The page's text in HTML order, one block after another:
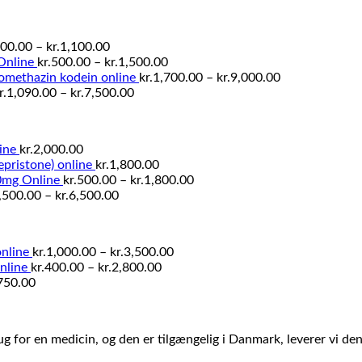
– kr.1,100.00Prisinterval:
kr.600.00
til
kr.1,100.00
kr.500.00 – kr.1,500.00Prisinterval:
kr.500.00
kodein online kr.1,700.00 – kr.9,000.00Prisinterval:
1,090.00 – kr.7,500.00Prisinterval:
kr.2,000.00
online kr.1,800.00
Online kr.500.00 – kr.1,800.00Prisinterval:
– kr.6,500.00Prisinterval:
kr.1,000.00 – kr.3,500.00Prisinterval:
kr.400.00 – kr.2,800.00Prisinterval:
for en medicin, og den er tilgængelig i Danmark, leverer vi